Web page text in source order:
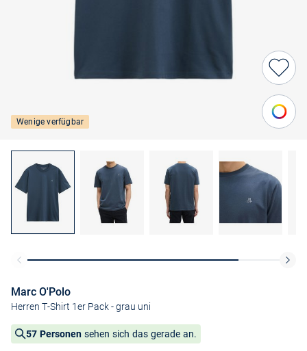
Wenige verfügbar
Marc O'Polo
Herren T-Shirt 1er Pack- grau uni
57 Personen sehen sich das gerade an.